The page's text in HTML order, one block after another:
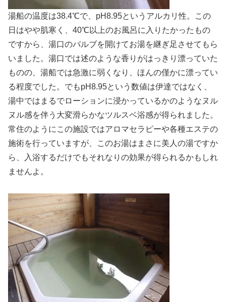
湯船の温度は38.4℃で、pH8.95というアルカリ性。この
日はやや肌寒く、40℃以上のお風呂に入りたかったもの
ですから、湯口のバルブを開けてお湯を継ぎ足させてもら
いました。湯口では述のような香りがはっきり漂っていた
ものの、湯船では急激に弱くなり、ほんの僅かに漂ってい
る程度でした。でもpH8.95という数値は伊達ではなく、
湯中ではまるでローションに浸かっているかのようなヌル
ヌル感を伴う大変滑らかなツルスベ浴感が得られました。
常住のようにこの施設ではアロマセラピーや各種エステの
施術を行っていますが、このお湯はまさに美人の湯ですか
ら、入浴するだけでもそれなりの効果が得られるかもしれ
ませんよ。